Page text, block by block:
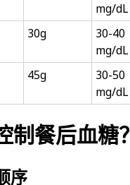
mg/dL
30g
30-40
mg/dL
45g
30-50
mg/dL
制餐后血糖？
序